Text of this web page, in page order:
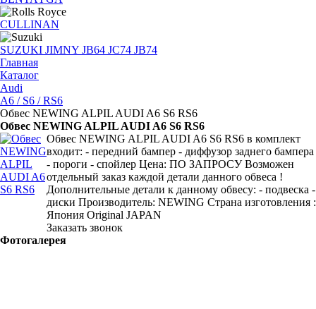
CULLINAN
SUZUKI JIMNY JB64 JC74 JB74
Главная
Каталог
Audi
A6 / S6 / RS6
Обвес NEWING ALPIL AUDI A6 S6 RS6
Обвес NEWING ALPIL AUDI A6 S6 RS6
Обвес NEWING ALPIL AUDI A6 S6 RS6 в комплект
входит: - передний бампер - диффузор заднего бампера
- пороги - спойлер Цена: ПО ЗАПРОСУ Возможен
отдельный заказ каждой детали данного обвеса !
Дополнительные детали к данному обвесу: - подвеска -
диски Производитель: NEWING Страна изготовления :
Япония Original JAPAN
Заказать звонок
Фотогалерея